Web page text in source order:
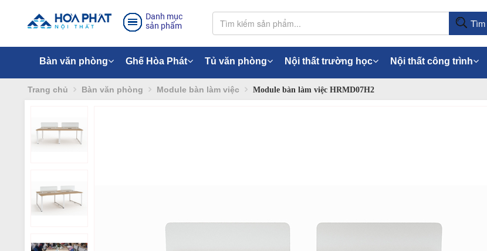
Danh mục
sản phẩm
Bàn văn phòng Ghế Hòa Phát Tủ văn phòng Nội thất trường học Nội thất công trình
Trang chủ Bàn văn phòng Module bàn làm việc Module bàn làm việc HRMD07H2